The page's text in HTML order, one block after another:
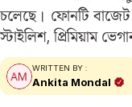
চলেছে। ফোনটি
স্টাইলিশ, প্রিমিয়াম
জন্য এতে মিডিয়াটেক
বলে আশা করা হচ্ছে
WRITTEN BY :
Ankita Mondal